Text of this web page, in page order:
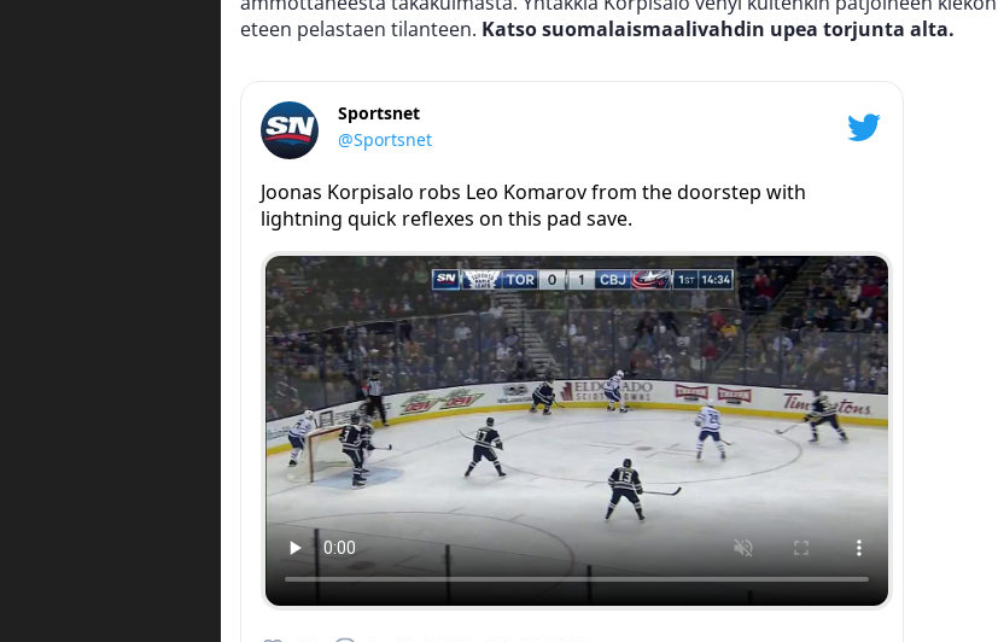
eteen pelastaen tilanteen. Katso suomalaismaalivahdin upea torjunta alta.
Sportsnet
@Sportsnet
Joonas Korpisalo robs Leo Komarov from the doorstep with
lightning quick reflexes on this pad save.